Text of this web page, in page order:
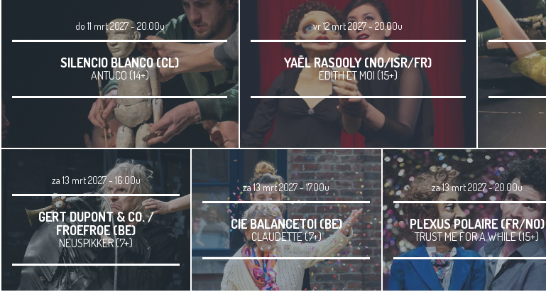
do 11 mrt 2027 - 20.00u
SILENCIO BLANCO (CL)
ANTUCO (14+)
vr 12 mrt 2027 - 20.00u
YAËL RASOOLY (NO/ISR/FR)
EDITH ET MOI (15+)
za 13 mrt 2027 - 16.00u
GERT DUPONT & CO. /
FROEFROE (BE)
NEUSPIKKER (7+)
za 13 mrt 2027 - 17.00u
CIE BALANCETOI (BE)
CLAUDETTE (7+)
za 13 mrt 2027 - 20.00u
PLEXUS POLAIRE (FR/NO)
TRUST ME FOR A WHILE (15+)